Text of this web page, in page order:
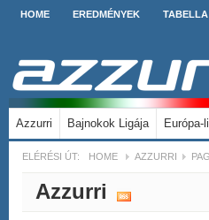
HOME EREDMÉNYEK TABELLA
Azzurri Bajnokok Ligája Európa-
ELÉRÉSI ÚT: HOME AZZURRI
Azzurri